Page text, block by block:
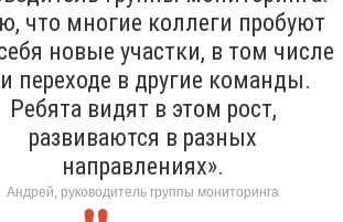
что многие коллеги пробуют
новые участки, в том числе
переходе в другие команды.
Ребята видят в этом рост,
развиваются в разных
направлениях».
Андрей, руководитель группы мониторинга